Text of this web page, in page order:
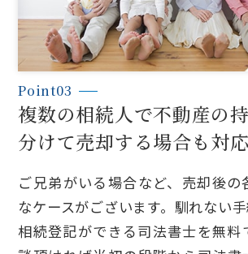
Point03
複数の相続人で不動産の
分けて売却する場合も対
ご兄弟がいる場合など、売却後の
なケースがございます。馴れない
相続登記ができる司法書士を無料